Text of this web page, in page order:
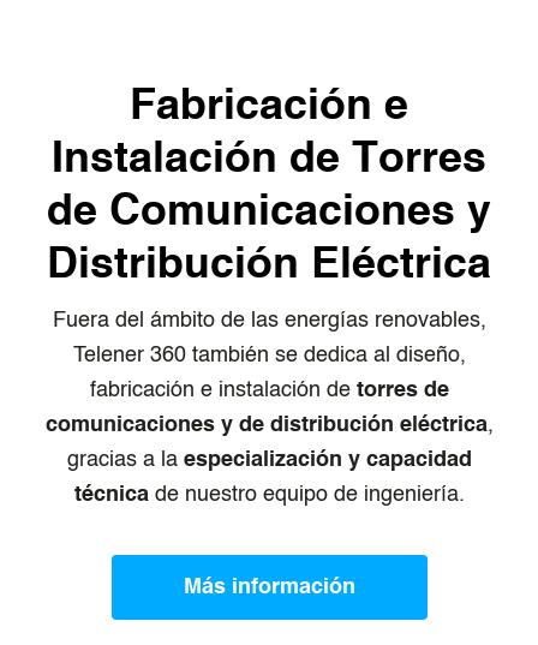
Fabricación e
Instalación de Torres
de Comunicaciones y
Distribución Eléctrica
Fuera del ámbito de las energías renovables,
Telener 360 también se dedica al diseño,
fabricación e instalación detorres de
comunicaciones y de distribución eléctrica,
gracias a la especialización y capacidad
técnicade nuestro equipo de ingeniería.
Más información